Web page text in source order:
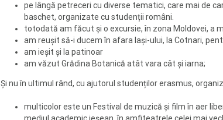
pe lângă petreceri cu diverse tematici, care mai de
baschet, organizate cu studenții români.
totodată am făcut și o excursie, în zona Moldovei, a
am reușit să-i ducem în afara Iași-ului, la Cotnari,
am ieșit și la patinoar
am văzut Grădina Botanică atât vara cât și iarna;
Și nu în ultimul rând, cu ajutorul studenților erasmus,
multicolor este un Festival de muzică şi film în aer